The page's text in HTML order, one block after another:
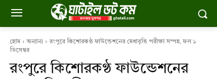
হোম অন্যান্য
রংপুরে কিশোরকণ্ঠ ফাউন্ডেশনের মেধাবৃত্তি পরীক্ষা সম্পন্ন, ফল ১
ডিসেম্বর
রংপুরে কিশোরকণ্ঠ ফাউন্ডেশনের